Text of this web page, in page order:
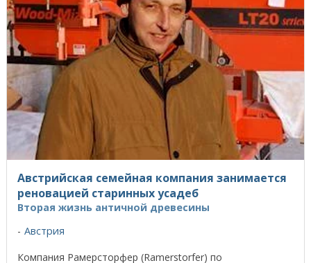
Австрийская семейная компания занимается
реновацией старинных усадеб
Вторая жизнь античной древесины
Австрия
Компания Рамерсторфер (Ramerstorfer) по